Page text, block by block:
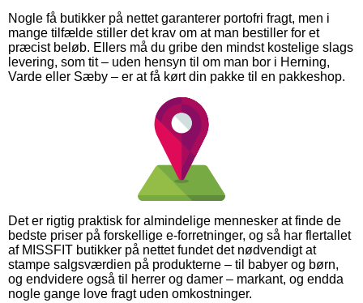
Nogle få butikker på nettet garanterer portofri fragt, men i
mange tilfælde stiller det krav om at man bestiller for et
præcist beløb. Ellers må du gribe den mindst kostelige slags
levering, som tit – uden hensyn til om man bor i Herning,
Varde eller Sæby – er at få kørt din pakke til en pakkeshop.
Det er rigtig praktisk for almindelige mennesker at finde de
bedste priser på forskellige e-forretninger, og så har flertallet
af MISSFIT butikker på nettet fundet det nødvendigt at
stampe salgsværdien på produkterne – til babyer og børn,
og endvidere også til herrer og damer – markant, og endda
nogle gange love fragt uden omkostninger.